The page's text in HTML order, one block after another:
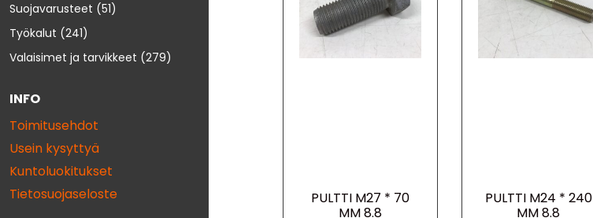
Suojavarusteet (51)
Työkalut (241)
Valaisimet ja tarvikkeet (279)
INFO
Toimitusehdot
Usein kysyttyä
Kuntoluokitukset
Tietosuojaseloste
PULTTI M27 * 70
MM 8.8
PULTTI M24 * 240
MM 8.8